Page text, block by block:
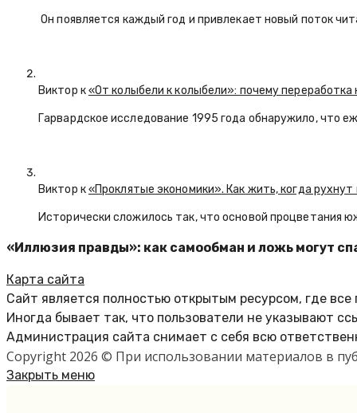
Он появляется каждый год и привлекает новый поток
Виктор к«От колыбели к колыбели»: почему переработка
Гарвардское исследование 1995 года обнаружило, что
Виктор к«Проклятые экономики». Как жить, когда
Исторически сложилось так, что основой
«Иллюзия правды»: как самообман и ложь могут
Карта сайта
Сайт является полностью открытым ресурсом, где
Иногда бывает так, что пользователи не указывают
Администрация сайта снимает с себя всю
Copyright 2026 © При использовании материалов в
Закрыть меню